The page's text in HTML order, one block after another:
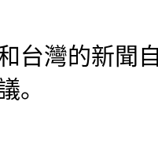
台灣的新聞
。